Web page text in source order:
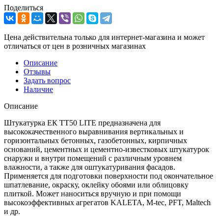
Поделиться
Цена действительна только для интернет-магазина и может
отличаться от цен в розничных магазинах
Описание
Отзывы
Задать вопрос
Наличие
Описание
Штукатурка ЕК TT50 LITE предназначена для
высококачественного выравнивания вертикальных и
горизонтальных бетонных, газобетонных, кирпичных
оснований, цементных и цементно-известковых штукатурок
снаружи и внутри помещений с различным уровнем
влажности, а также для оштукатуривания фасадов.
Применяется для подготовки поверхности под окончательное
шпатлевание, окраску, оклейку обоями или облицовку
плиткой. Может наноситься вручную и при помощи
высокоэффективных агрегатов KALETA, M-tec, PFT, Maltech
и др.